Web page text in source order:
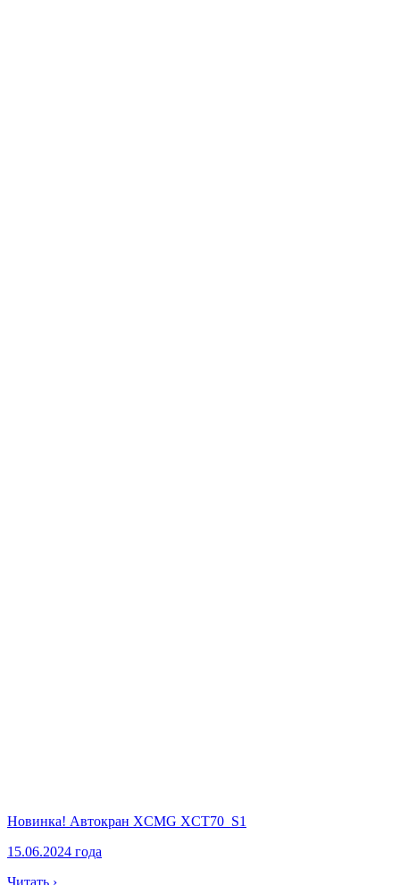
Новинка! Автокран XCMG XCT70_S1
15.06.2024 года
Читать ›